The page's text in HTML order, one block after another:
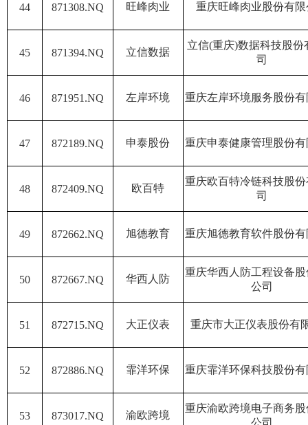
44 871308.NQ 旺峰肉业 重庆旺峰肉业股份有
45 871394.NQ 立信数据
立信(重庆)数据科技股份
司
46 871951.NQ 左岸环境 重庆左岸环境服务股份
47 872189.NQ 申泰股份 重庆申泰健康管理股份
48 872409.NQ 欧百特
重庆欧百特冷链科技股
司
49 872662.NQ 旭德教育 重庆旭德教育软件股份
50 872667.NQ 华西人防
重庆华西人防工程设备
公司
51 872715.NQ 大正仪表 重庆市大正仪表股份有
52 872886.NQ 霏洋环保 重庆霏洋环保科技股份
53 873017.NQ 渝欧跨境
重庆渝欧跨境电子商务